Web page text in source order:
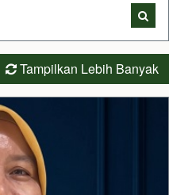
Tampilkan Lebih Banyak